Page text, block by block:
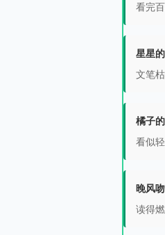
看完百
星星
文笔枯
橘子
看似
晚风
读得